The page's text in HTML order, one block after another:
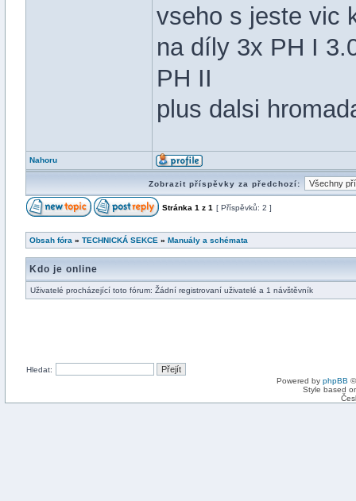
vseho s jeste vic
na díly 3x PH I
PH II
plus dalsi
Nahoru
Zobrazit příspěvky za předchozí:
Stránka 1 z 1 [ Příspěvků: 2 ]
Obsah fóra » TECHNICKÁ SEKCE » Manuály a schémata
Kdo je online
Uživatelé procházející toto fórum: Žádní registrovaní uživatelé a 1 návštěvník
Hledat:
Powered by phpBB
Style based